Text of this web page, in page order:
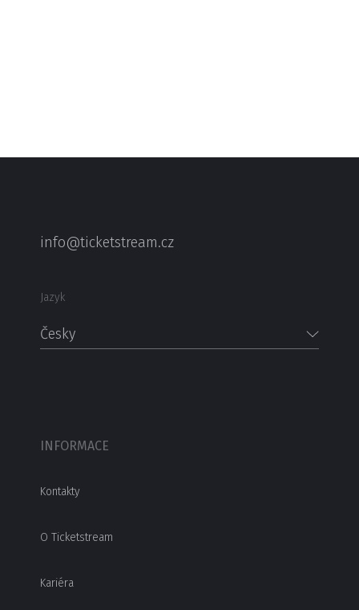
info@ticketstream.cz
Jazyk
Česky
INFORMACE
Kontakty
O Ticketstream
Kariéra